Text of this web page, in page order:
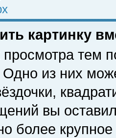
картинку
тем
Одно из них
вы
более